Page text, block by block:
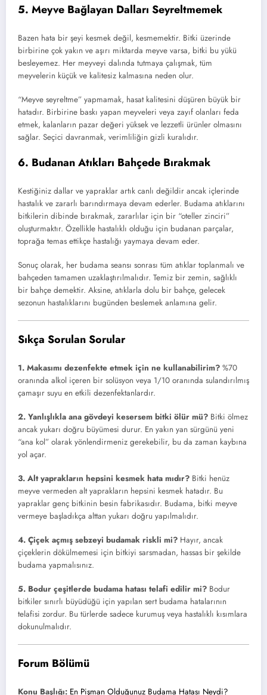
5. Meyve Bağlayan Dalları Seyreltmemek
Bazen hata bir şeyi kesmek değil, kesmemektir. Bitki üzerinde
birbirine çok yakın ve aşırı miktarda meyve varsa, bitki bu yükü
besleyemez. Her meyveyi dalında tutmaya çalışmak, tüm
meyvelerin küçük ve kalitesiz kalmasına neden olur.
“Meyve seyreltme” yapmamak, hasat kalitesini düşüren büyük bir
hatadır. Birbirine baskı yapan meyveleri veya zayıf olanları feda
etmek, kalanların pazar değeri yüksek ve lezzetli ürünler olmasını
sağlar. Seçici davranmak, verimliliğin gizli kuralıdır.
6. Budanan Atıkları Bahçede Bırakmak
Kestiğiniz dallar ve yapraklar artık canlı değildir ancak içlerinde
hastalık ve zararlı barındırmaya devam ederler. Budama atıklarını
bitkilerin dibinde bırakmak, zararlılar için bir “oteller zinciri”
oluşturmaktır. Özellikle hastalıklı olduğu için budanan parçalar,
toprağa temas ettikçe hastalığı yaymaya devam eder.
Sonuç olarak, her budama seansı sonrası tüm atıklar toplanmalı ve
bahçeden tamamen uzaklaştırılmalıdır. Temiz bir zemin, sağlıklı
bir bahçe demektir. Aksine, atıklarla dolu bir bahçe, gelecek
sezonun hastalıklarını bugünden beslemek anlamına gelir.
Sıkça Sorulan Sorular
1. Makasımı dezenfekte etmek için ne kullanabilirim? %70
oranında alkol içeren bir solüsyon veya 1/10 oranında sulandırılmış
çamaşır suyu en etkili dezenfektanlardır.
2. Yanlışlıkla ana gövdeyi kesersem bitki ölür mü? Bitki ölmez
ancak yukarı doğru büyümesi durur. En yakın yan sürgünü yeni
“ana kol” olarak yönlendirmeniz gerekebilir, bu da zaman kaybına
yol açar.
3. Alt yaprakların hepsini kesmek hata mıdır? Bitki henüz
meyve vermeden alt yaprakların hepsini kesmek hatadır. Bu
yapraklar genç bitkinin besin fabrikasıdır. Budama, bitki meyve
vermeye başladıkça alttan yukarı doğru yapılmalıdır.
4. Çiçek açmış sebzeyi budamak riskli mi? Hayır, ancak
çiçeklerin dökülmemesi için bitkiyi sarsmadan, hassas bir şekilde
budama yapmalısınız.
5. Bodur çeşitlerde budama hatası telafi edilir mi? Bodur
bitkiler sınırlı büyüdüğü için yapılan sert budama hatalarının
telafisi zordur. Bu türlerde sadece kurumuş veya hastalıklı kısımlara
dokunulmalıdır.
Forum Bölümü
Konu Başlığı: En Pişman Olduğunuz Budama Hatası Neydi?